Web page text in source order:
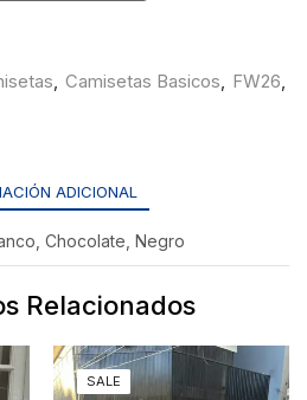
, Camisetas Basicos, FW26,
ADICIONAL
Chocolate, Negro
Relacionados
SALE